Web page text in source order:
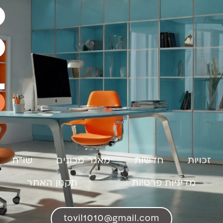
זכויות חדשות מאגר מכונים שו"ת
מדיניות פרטיות תקנון האתר
tovil1010@gmail.com​